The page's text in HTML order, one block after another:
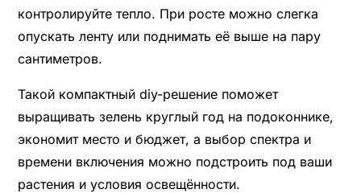
контролируйте тепло. При росте можно слегка
опускать ленту или поднимать её выше на пару
сантиметров.
Такой компактный diy-решение поможет
выращивать зелень круглый год на подоконнике,
экономит место и бюджет, а выбор спектра и
времени включения можно подстроить под ваши
растения и условия освещённости.